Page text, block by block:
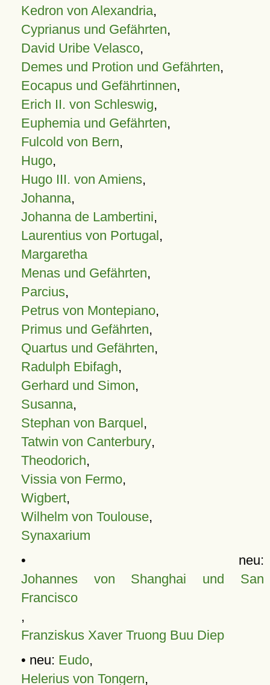
Kedron von Alexandria,
Cyprianus und Gefährten,
David Uribe Velasco,
Demes und Protion und Gefährten,
Eocapus und Gefährtinnen,
Erich II. von Schleswig,
Euphemia und Gefährten,
Fulcold von Bern,
Hugo,
Hugo III. von Amiens,
Johanna,
Johanna de Lambertini,
Laurentius von Portugal,
Margaretha
Menas und Gefährten,
Parcius,
Petrus von Montepiano,
Primus und Gefährten,
Quartus und Gefährten,
Radulph Ebifagh,
Gerhard und Simon,
Susanna,
Stephan von Barquel,
Tatwin von Canterbury,
Theodorich,
Vissia von Fermo,
Wigbert,
Wilhelm von Toulouse,
Synaxarium
• neu:
Johannes von Shanghai und San
Francisco
,
Franziskus Xaver Truong Buu Diep
• neu: Eudo,
Helerius von Tongern,